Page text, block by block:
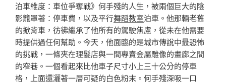
泊車維度：車位爭奪戰》何手殘的人生，被兩個巨大的陰
影籠罩著：停車費，以及平行舞蹈教室泊車。他那輛老舊
的掀背車，彷彿繼承了他所有的駕駛焦慮，從未在他需要
時提供過任何幫助。今天，他面臨的是城市傳說中最恐怖
的挑戰，一條夾在理髮店與一間專賣金屬雕像的畫廊之間
的窄巷。一個看起來比他車子尺寸小上三十公分的停車
格，上面還灑著一層可疑的白色粉末。何手殘深吸一口